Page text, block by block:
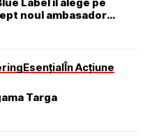
noul ambasador
EsențialÎn Acțiune
Targa